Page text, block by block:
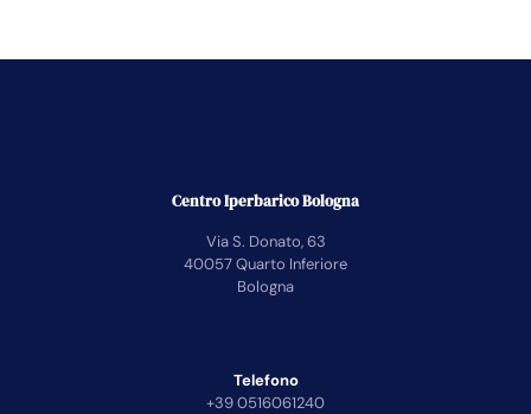
Centro Iperbarico Bologna
Via S. Donato, 63
40057 Quarto Inferiore
Bologna
Telefono
+39 0516061240